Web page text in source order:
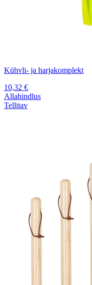
Kühvli- ja harjakomplekt
10,32 €
Allahindlus
Tellitav